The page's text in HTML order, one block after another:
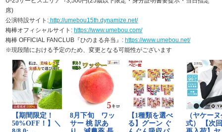
席)
公演特設サイト: http://umebou15th.dynamize.net/
梅棒オフィシャルサイト:https://www.umebou.com/
梅棒 OFFICIAL FANCLUB『ひのまる弁当』:https://www.umebou.net/
※現段階における予定のため、変更となる可能性がございます